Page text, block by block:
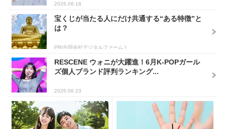
2026.06.18
宝くじが当たる人にだけ共通する“ある特徴”と
は？
PR(合同会社デジタルファーム )
RESCENE ウォニが大躍進！6月K-POPガール
ズ個人ブランド評判ランキング...
2026.06.23